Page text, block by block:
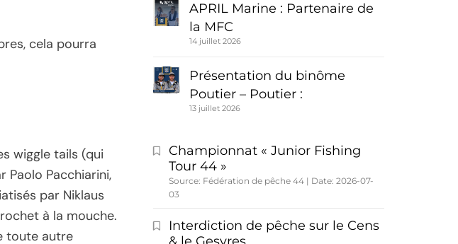
cela pourra
wiggle tails (qui
Paolo Pacchiarini,
par Niklaus
à la mouche.
toute autre
APRIL Marine : Partenaire de
la MFC
14 juillet 2026
Présentation du binôme
Poutier – Poutier :
13 juillet 2026
Championnat « Junior Fishing
Tour 44 »
Source: Fédération de pêche 44
Date: 2026-07-
03
Interdiction de pêche sur le Cens